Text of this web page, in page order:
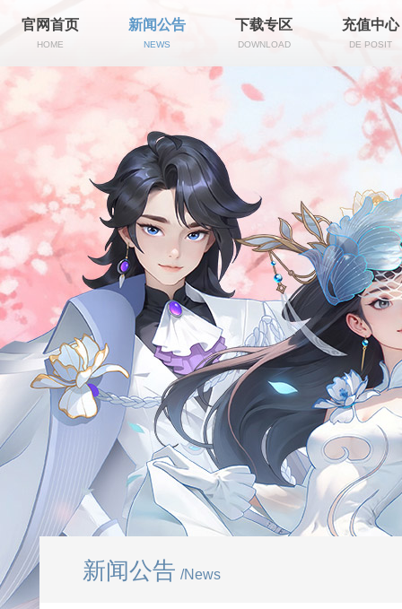
官网首页
HOME
新闻公告
NEWS
下载专区
DOWNLOAD
充值中心
DE POSIT
新闻公告 /News